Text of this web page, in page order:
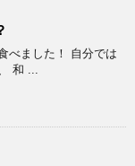
べました！ 自分では
和 ...